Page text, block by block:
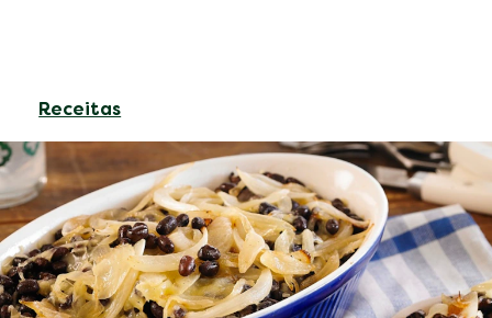
Receitas